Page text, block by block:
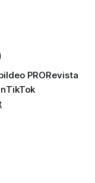
PRORevista
TikTok